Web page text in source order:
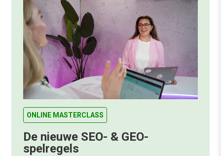
ONLINE MASTERCLASS
De nieuwe SEO- & GEO-
spelregels